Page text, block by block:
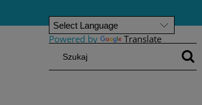
Powered by Translate